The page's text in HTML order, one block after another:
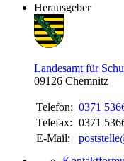
Herausgeber
Landesamt für
09126 Chemnitz
Telefon: 0371
Telefax: 0371
E-Mail: